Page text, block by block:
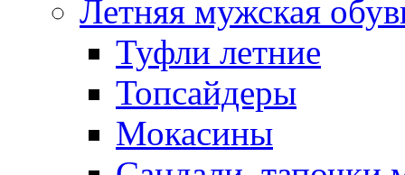
Летняя мужская
Туфли летние
Топсайдеры
Мокасины